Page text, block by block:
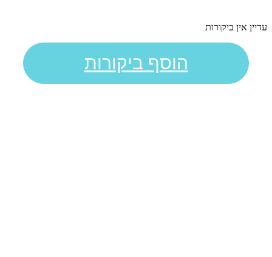
עדיין אין ביקורות
הוסף ביקורות